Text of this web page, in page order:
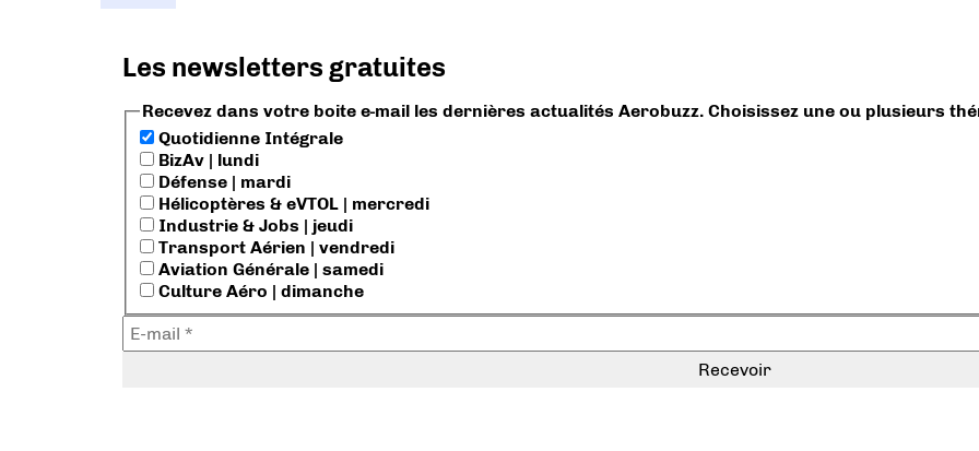
Les newsletters gratuites
Recevez dans votre boite e-mail les dernières actualités Aerobuzz. Choisissez une ou plusieurs
Quotidienne Intégrale
BizAv | lundi
Défense | mardi
Hélicoptères & eVTOL | mercredi
Industrie & Jobs | jeudi
Transport Aérien | vendredi
Aviation Générale | samedi
Culture Aéro | dimanche